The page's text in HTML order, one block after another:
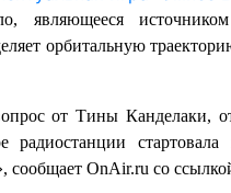
являющееся
орбитальную
от Тины Канделаки,
сообщает OnAir.ru со